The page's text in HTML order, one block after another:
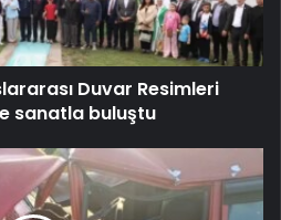
Duvar Resimleri
sanatla buluştu